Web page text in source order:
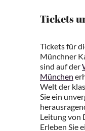
Tickets
Tickets für
Münchner
sind auf der
München
Welt der
Sie ein
Leitung von
Erleben Sie